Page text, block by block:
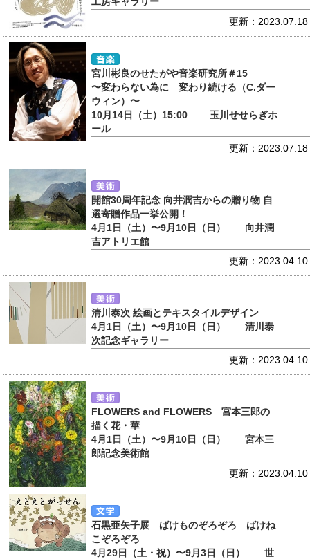
更新：2023.07.18
宮川彬良のせたがや音楽研究所＃15
〜変わらない為に 変わり続ける（C.ダー
ウィン）〜
10月14日（土）15:00 玉川せせらぎホ
ール
更新：2023.07.18
開館30周年記念 向井潤吉からの贈り物 自
選寄贈作品一挙公開！
4月1日（土）〜9月10日（日） 向井潤
吉アトリエ館
更新：2023.04.10
清川泰次 絵画とテキスタイルデザイン
4月1日（土）〜9月10日（日） 清川泰
次記念ギャラリー
更新：2023.04.10
FLOWERS and FLOWERS 宮本三郎の
描く花・華
4月1日（土）〜9月10日（日） 宮本三
郎記念美術館
更新：2023.04.10
石黒亜矢子展 ばけものぞろぞろ ばけね
こぞろぞろ
4月29日（土・祝）〜9月3日（日） 世